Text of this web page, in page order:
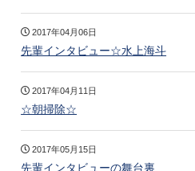
2017年04月06日
先輩インタビュー☆水上海斗
2017年04月11日
☆朝掃除☆
2017年05月15日
先輩インタビューの舞台裏